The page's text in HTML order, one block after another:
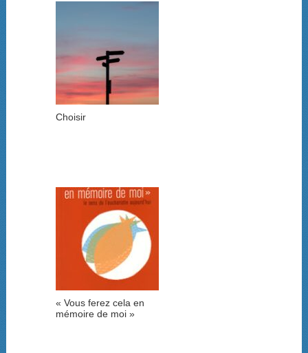
Choisir
« Vous ferez cela en
mémoire de moi »